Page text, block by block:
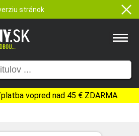
stránok
vopred nad 45 € ZDARMA